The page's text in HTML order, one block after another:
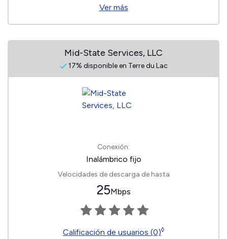
Ver más
Mid-State Services, LLC
17% disponible en Terre du Lac
Conexión:
Inalámbrico fijo
Velocidades de descarga de hasta
25Mbps
Calificación de usuarios (0)◊